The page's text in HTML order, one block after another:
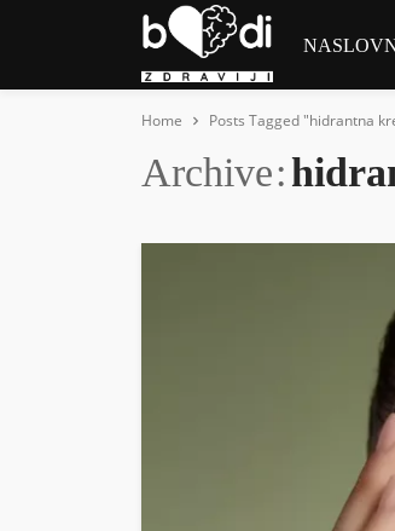
Home Posts Tagged "hidrantna
Archive